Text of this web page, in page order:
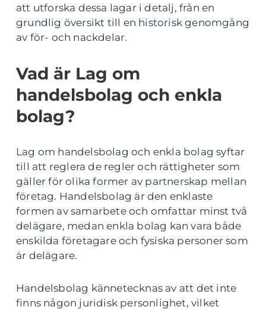
att utforska dessa lagar i detalj, från en
grundlig översikt till en historisk genomgång
av för- och nackdelar.
Vad är Lag om
handelsbolag och enkla
bolag?
Lag om handelsbolag och enkla bolag syftar
till att reglera de regler och rättigheter som
gäller för olika former av partnerskap mellan
företag. Handelsbolag är den enklaste
formen av samarbete och omfattar minst två
delägare, medan enkla bolag kan vara både
enskilda företagare och fysiska personer som
är delägare.
Handelsbolag kännetecknas av att det inte
finns någon juridisk personlighet, vilket